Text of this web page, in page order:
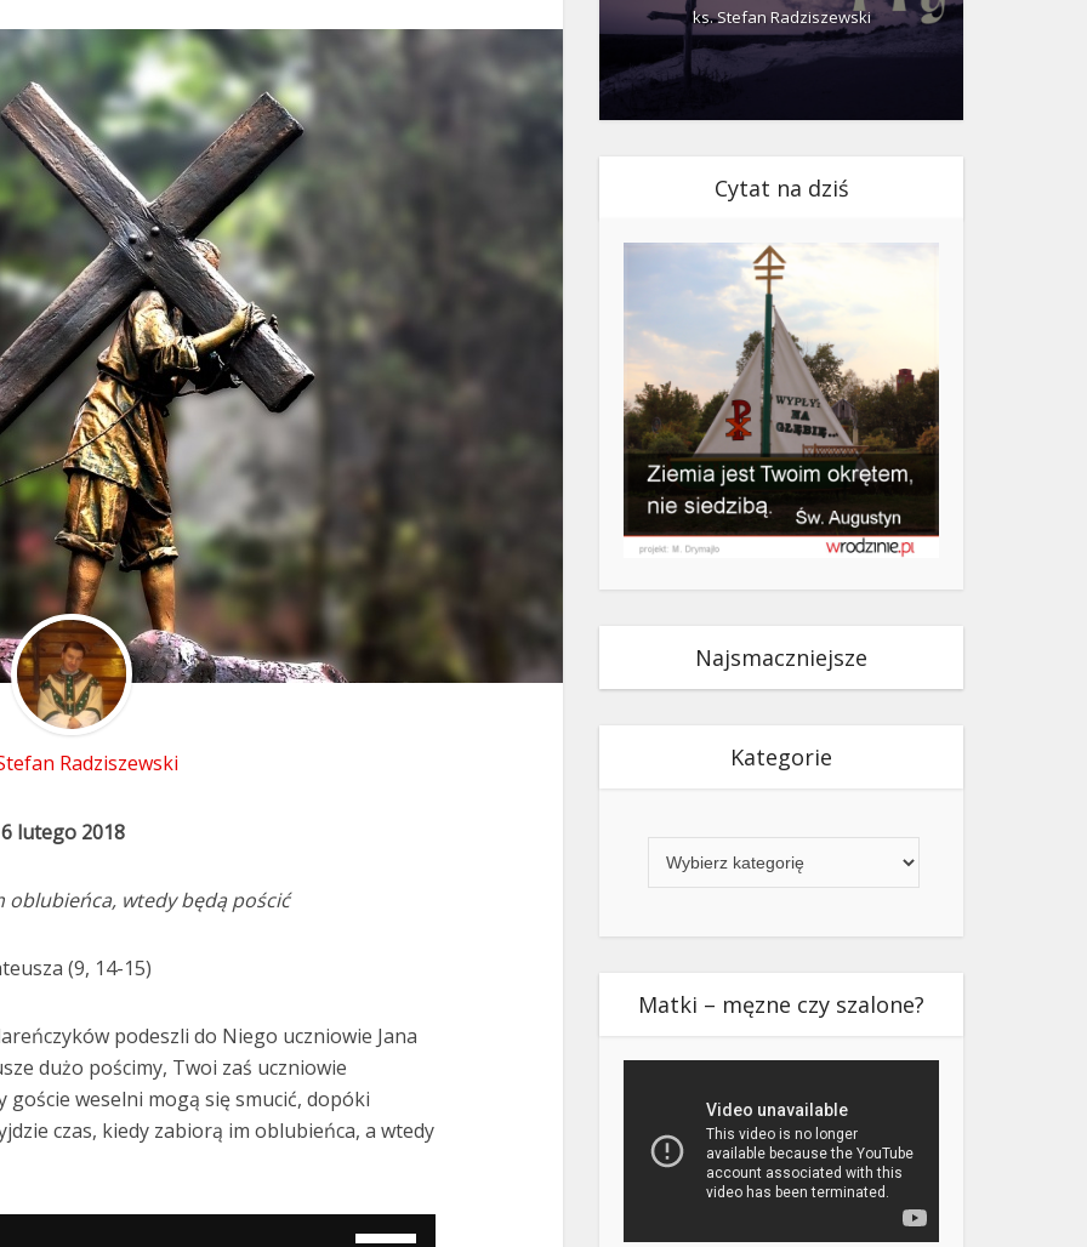
Radziszewski
lutego 2018
oblubieńca, wtedy będą pościć
(9, 14-15)
podeszli do Niego uczniowie Jana
dużo pościmy, Twoi zaś uczniowie
goście weselni mogą się smucić, dopóki
czas, kiedy zabiorą im oblubieńca, a wtedy
ks. Stefan Radziszewski
Cytat na dziś
Najsmaczniejsze
Kategorie
Matki – męzne czy szalone?